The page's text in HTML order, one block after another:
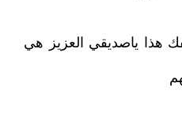
هذا ياصديقي العزيز هي